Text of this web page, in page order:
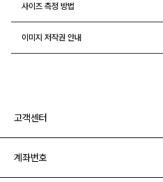
사이즈 측정 방법
이미지 저작권 안내
고객센터
계좌번호